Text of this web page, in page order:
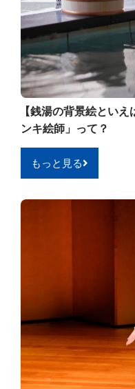
【銭湯の背景絵とい
ンキ絵師」って？
もっと見る